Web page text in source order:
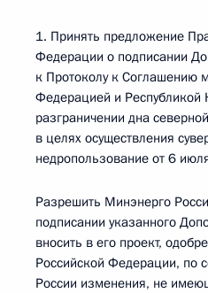
1. Принять предложение
Федерации о подписании
к Протоколу к Соглашению
Федерацией и Республикой
разграничении дна
в целях осуществления
недропользование от 6
Разрешить Минэнерго
подписании указанного
вносить в его проект,
Российской Федерации, по
России изменения, не